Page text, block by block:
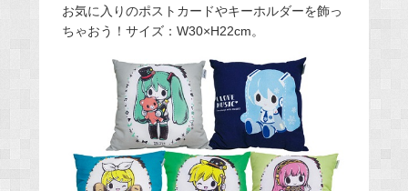
お気に入りのポストカードやキーホルダーを飾っ
ちゃおう！サイズ：W30×H22cm。